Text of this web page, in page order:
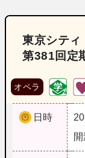
東京シティ
第381回定
オペラ
日時